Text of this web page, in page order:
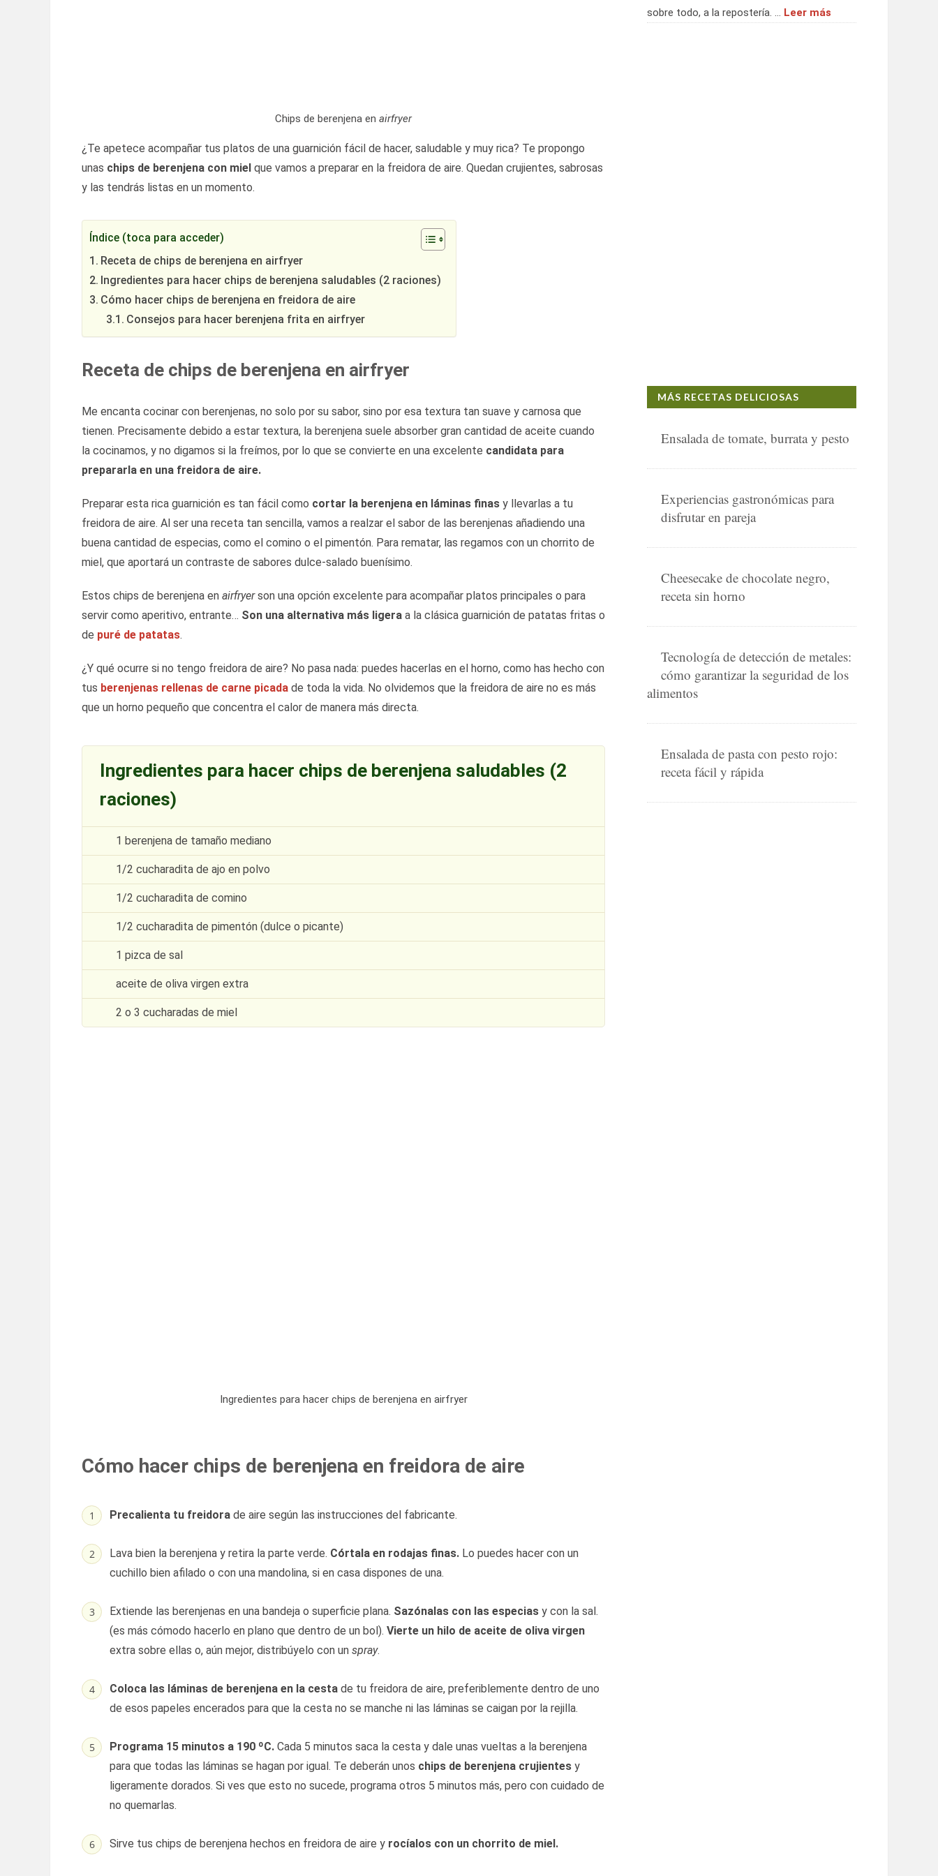
Chips de berenjena en airfryer
¿Te apetece acompañar tus platos de una guarnición fácil de hacer, saludable y muy rica? Te propongo
unas chips de berenjena con miel que vamos a preparar en la freidora de aire. Quedan crujientes, sabrosas
y las tendrás listas en un momento.
Índice (toca para acceder)
Receta de chips de berenjena en airfryer
Ingredientes para hacer chips de berenjena saludables (2 raciones)
Cómo hacer chips de berenjena en freidora de aire
Consejos para hacer berenjena frita en airfryer
Receta de chips de berenjena en airfryer
Me encanta cocinar con berenjenas, no solo por su sabor, sino por esa textura tan suave y carnosa que
tienen. Precisamente debido a estar textura, la berenjena suele absorber gran cantidad de aceite cuando
la cocinamos, y no digamos si la freímos, por lo que se convierte en una excelente candidata para
prepararla en una freidora de aire.
Preparar esta rica guarnición es tan fácil como cortar la berenjena en láminas finas y llevarlas a tu
freidora de aire. Al ser una receta tan sencilla, vamos a realzar el sabor de las berenjenas añadiendo una
buena cantidad de especias, como el comino o el pimentón. Para rematar, las regamos con un chorrito de
miel, que aportará un contraste de sabores dulce-salado buenísimo.
Estos chips de berenjena en airfryerson una opción excelente para acompañar platos principales o para
servir como aperitivo, entrante… Son una alternativa más ligera a la clásica guarnición de patatas fritas o
de puré de patatas.
¿Y qué ocurre si no tengo freidora de aire? No pasa nada: puedes hacerlas en el horno, como has hecho con
tus berenjenas rellenas de carne picada de toda la vida. No olvidemos que la freidora de aire no es más
que un horno pequeño que concentra el calor de manera más directa.
Ingredientes para hacer chips de berenjena saludables (2
raciones)
1 berenjena de tamaño mediano
1/2 cucharadita de ajo en polvo
1/2 cucharadita de comino
1/2 cucharadita de pimentón (dulce o picante)
1 pizca de sal
aceite de oliva virgen extra
2 o 3 cucharadas de miel
Ingredientes para hacer chips de berenjena en airfryer
Cómo hacer chips de berenjena en freidora de aire
Precalienta tu freidora de aire según las instrucciones del fabricante.
Lava bien la berenjena y retira la parte verde. Córtala en rodajas finas. Lo puedes hacer con un
cuchillo bien afilado o con una mandolina, si en casa dispones de una.
Extiende las berenjenas en una bandeja o superficie plana. Sazónalas con las especias y con la sal.
(es más cómodo hacerlo en plano que dentro de un bol). Vierte un hilo de aceite de oliva virgen
extra sobre ellas o, aún mejor, distribúyelo con un spray.
Coloca las láminas de berenjena en la cesta de tu freidora de aire, preferiblemente dentro de uno
de esos papeles encerados para que la cesta no se manche ni las láminas se caigan por la rejilla.
Programa 15 minutos a 190 ºC. Cada 5 minutos saca la cesta y dale unas vueltas a la berenjena
para que todas las láminas se hagan por igual. Te deberán unos chips de berenjena crujientes y
ligeramente dorados. Si ves que esto no sucede, programa otros 5 minutos más, pero con cuidado de
no quemarlas.
Sirve tus chips de berenjena hechos en freidora de aire y rocíalos con un chorrito de miel.
sobre todo, a la repostería. … Leer más
MÁS RECETAS DELICIOSAS
Ensalada de tomate, burrata y pesto
Experiencias gastronómicas para
disfrutar en pareja
Cheesecake de chocolate negro,
receta sin horno
Tecnología de detección de metales:
cómo garantizar la seguridad de los
alimentos
Ensalada de pasta con pesto rojo:
receta fácil y rápida